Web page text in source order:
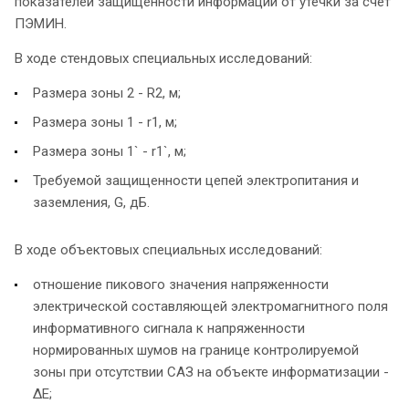
ПЭМИН.
В ходе стендовых специальных исследований:
Размера зоны 2 - R2, м;
Размера зоны 1 - r1, м;
Размера зоны 1` - r1`, м;
Требуемой защищенности цепей электропитания и
заземления, G, дБ.
В ходе объектовых специальных исследований:
отношение пикового значения напряженности
электрической составляющей электромагнитного поля
информативного сигнала к напряженности
нормированных шумов на границе контролируемой
зоны при отсутствии САЗ на объекте информатизации -
ΔЕ;